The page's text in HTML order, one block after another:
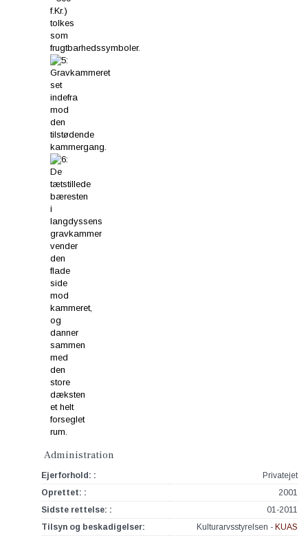
Administration
Ejerforhold: :
Privatejet
Oprettet: :
2001
Sidste rettelse: :
01-2011
Tilsyn og beskadigelser:
Kulturarvsstyrelsen - KUAS